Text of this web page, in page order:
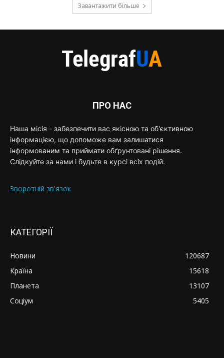
Завантажити більше
ПРО НАС
Наша місія - забезпечити вас якісною та об'єктивною
інформацією, що допоможе вам залишатися
інформованим та приймати обґрунтовані рішення.
Слідкуйте за нами і будьте в курсі всіх подій.
Зворотній зв'язок
КАТЕГОРІЇ
Новини
120687
Країна
15618
Планета
13107
Соціум
5405